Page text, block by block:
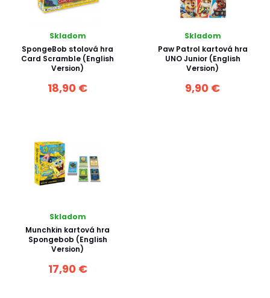
Skladom
SpongeBob stolová hra
Card Scramble (English
Version)
18,90 €
Skladom
Paw Patrol kartová hra
UNO Junior (English
Version)
9,90 €
Skladom
Munchkin kartová hra
Spongebob (English
Version)
17,90 €